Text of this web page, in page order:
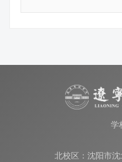
学
北校区：沈阳市